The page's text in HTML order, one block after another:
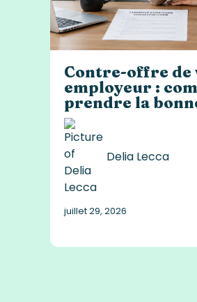
Contre-offre de
employeur :
prendre la
Delia Lecca
juillet 29, 2026